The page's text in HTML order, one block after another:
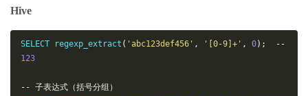
Hive
SELECT regexp_extract ( 'abc123def456' , '[0-9]+' , 0);
--
123
-- 子表达式（括号分组）